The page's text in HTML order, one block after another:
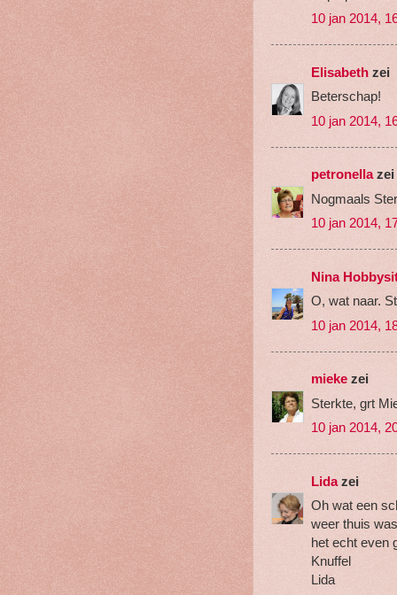
10 jan 2014,
Elisabeth zei
Beterschap!
10 jan 2014,
petronellazei
Nogmaals
10 jan 2014,
Nina
O, wat naar.
10 jan 2014,
mieke zei
Sterkte, grt
10 jan 2014,
Lidazei
Oh wat een
weer thuis
het echt even
Knuffel
Lida